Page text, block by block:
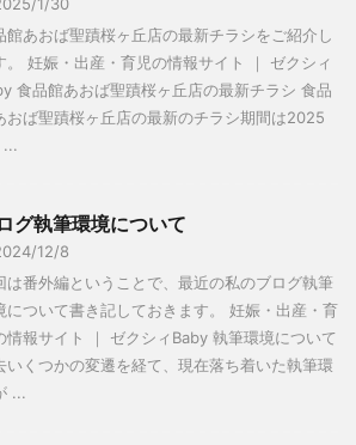
館あおば聖蹟桜ヶ丘店の最新チラシをご紹介し
。 妊娠・出産・育児の情報サイト ｜ ゼクシィ
食品館あおば聖蹟桜ヶ丘店の最新チラシ 食品
おば聖蹟桜ヶ丘店の最新のチラシ期間は2025
...
グ執筆環境について
12/8
は番外編ということで、最近の私のブログ執筆
について書き記しておきます。 妊娠・出産・育
情報サイト ｜ ゼクシィBaby 執筆環境について
いくつかの変遷を経て、現在落ち着いた執筆環
...